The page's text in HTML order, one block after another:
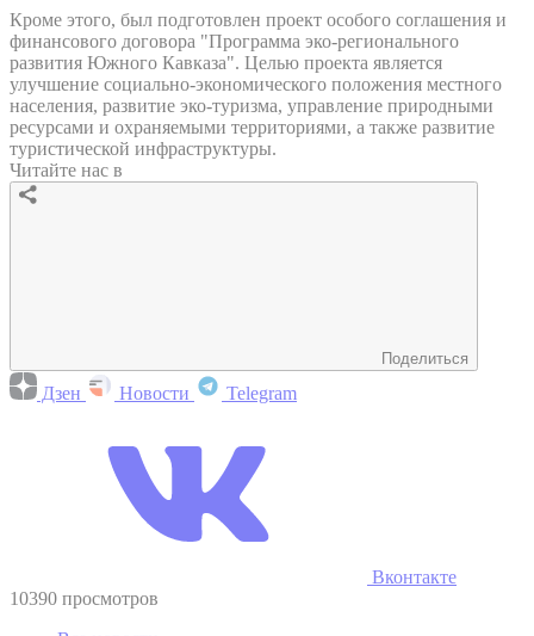
Кроме этого, был подготовлен проект особого соглашения и
финансового договора "Программа эко-регионального
развития Южного Кавказа". Целью проекта является
улучшение социально-экономического положения местного
населения, развитие эко-туризма, управление природными
ресурсами и охраняемыми территориями, а также развитие
туристической инфраструктуры.
Читайте нас в
Поделиться
Дзен Новости Telegram
Вконтакте
10390 просмотров